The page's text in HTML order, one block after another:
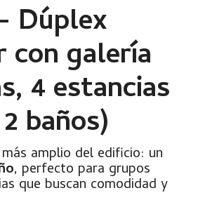
Dúplex
con galería
4 estancias
baños)
amplio del edificio: un
, perfecto para grupos
que buscan comodidad y